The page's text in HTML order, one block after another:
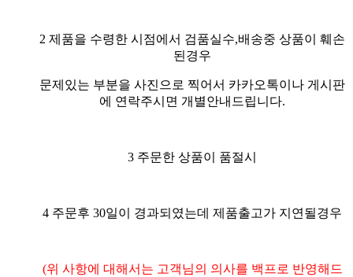
2 제품을 수령한 시점에서 검품실수,배송중 상품이 훼손
된경우
문제있는 부분을 사진으로 찍어서 카카오톡이나 게시판
에 연락주시면 개별안내드립니다.
3 주문한 상품이 품절시
4 주문후 30일이 경과되였는데 제품출고가 지연될경우
(위 사항에 대해서는 고객님의 의사를 백프로 반영해드